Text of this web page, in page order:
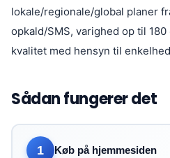
lokale/regionale/global planer
opkald/SMS, varighed op til
kvalitet med hensyn til
Sådan fungerer det
1 Køb på hjemmesiden